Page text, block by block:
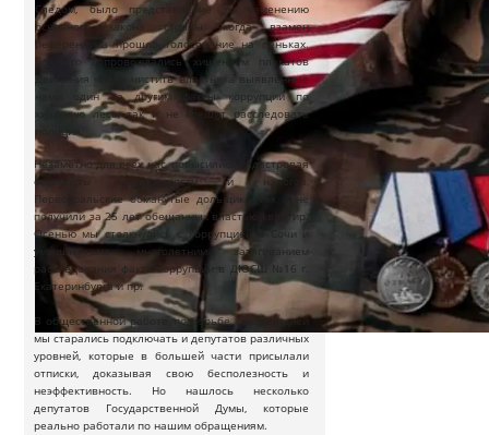
Незаметно для всех нас, повысились кадастровая
стоимость недвижимости и налогов,
Первоуральские обманутые дольщики так и не
получили за 25 лет обещанных властью квартир.
Осенью мы столкнулись с коррупцией в Сочи и
умышленным, многолетним затягиванием
расследования факта коррупции в ДЮСШ №16 г.
Екатеринбурга и пр.
В общественной работе по борьбе с коррупцией
мы старались подключать и депутатов различных
уровней, которые в большей части присылали
отписки, доказывая свою бесполезность и
неэффективность. Но нашлось несколько
депутатов Государственной Думы, которые
реально работали по нашим обращениям.
Следом, было представление по изменению
основного закона страны, когда взамен
референдума прошло голосование на пеньках.
Все это сопровождались хищением плакатов
Движения «Пора чистить власть», а выявленные
нами один за другим факты коррупции по
хищению леса, так и не спешит расследовать
полиция.